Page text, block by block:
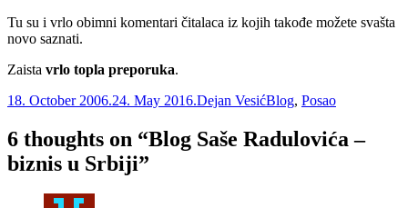
Tu su i vrlo obimni komentari čitalaca iz kojih takođe možete svašta
novo saznati.
Zaista vrlo topla preporuka.
Posted
18. October 2006.24. May 2016.Author
Dejan VesićCategories
Blog, Posao
6 thoughts on “Blog Saše Radulovića –
biznis u Srbiji”